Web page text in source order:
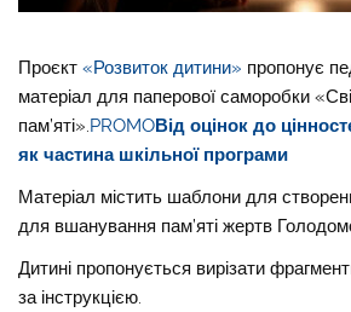
Проєкт«Розвиток дитини» пропонує
матеріал для паперової саморобки
пам’яті».PROMOВід оцінок до
як частина шкільної програми
Матеріал містить шаблони для
для вшанування пам’яті жертв
Дитині пропонується вирізати
за інструкцією.